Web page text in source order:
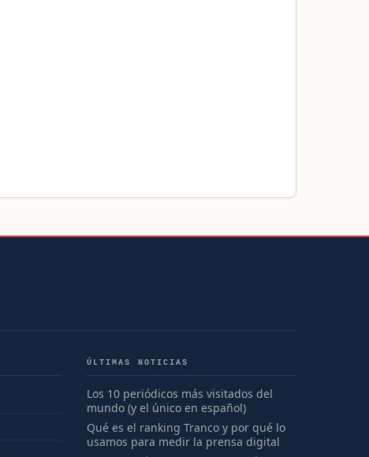
ÚLTIMAS NOTICIAS
Los 10 periódicos más visitados del
mundo (y el único en español)
Qué es el ranking Tranco y por qué lo
usamos para medir la prensa digital